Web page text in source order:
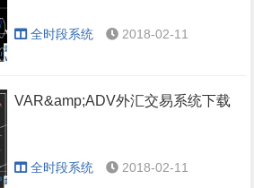
全时段系统 2018-02-11
VAR&amp;ADV外汇交易系统下载
全时段系统 2018-02-11